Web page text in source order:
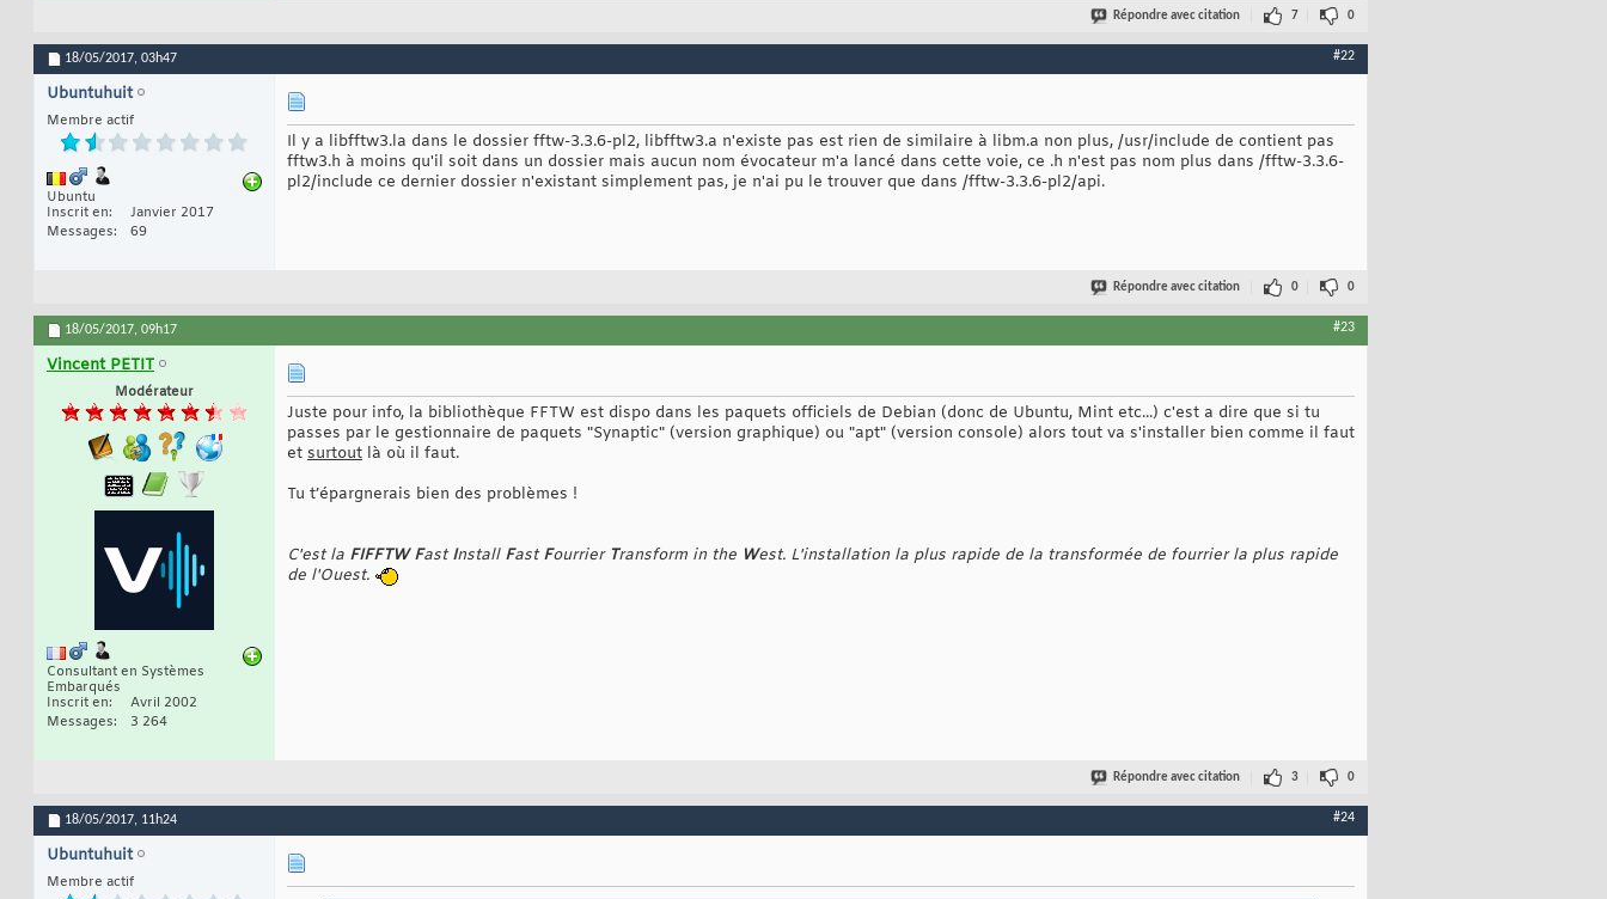
Répondre avec citation 7 0
18/05/2017, 03h47 #22
Ubuntuhuit
Membre actif
Ubuntu
Inscrit en
Janvier 2017
Messages
69
Il y a libfftw3.la dans le dossier fftw-3.3.6-pl2, libfftw3.a n'existe pas est rien de similaire à libm.a non plus, /usr/include de contient pas
fftw3.h à moins qu'il soit dans un dossier mais aucun nom évocateur m'a lancé dans cette voie, ce .h n'est pas nom plus dans /fftw-3.3.6-
pl2/include ce dernier dossier n'existant simplement pas, je n'ai pu le trouver que dans /fftw-3.3.6-pl2/api.
Répondre avec citation 0 0
18/05/2017, 09h17 #23
Vincent PETIT
Modérateur
Consultant en Systèmes
Embarqués
Inscrit en
Avril 2002
Messages
3 264
Juste pour info, la bibliothèque FFTW est dispo dans les paquets officiels de Debian (donc de Ubuntu, Mint etc...) c'est a dire que si tu
passes par le gestionnaire de paquets "Synaptic" (version graphique) ou "apt" (version console) alors tout va s'installer bien comme il faut
et surtout là où il faut.
Tu t’épargnerais bien des problèmes !
C'est la FIFFTW FastInstall FastFourrier Transform in the West. L'installation la plus rapide de la transformée de fourrier la plus rapide
de l'Ouest.
Répondre avec citation 3 0
18/05/2017, 11h24 #24
Ubuntuhuit
Membre actif